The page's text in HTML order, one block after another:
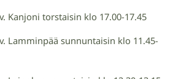
Kanjoni torstaisin klo 17.00-17.45
Lamminpää sunnuntaisin klo 11.45-